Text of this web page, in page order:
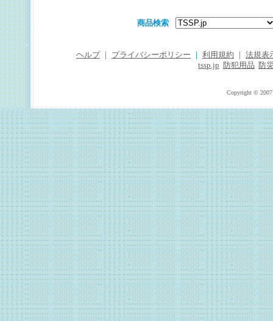
商品検索
ヘルプ プライバシーポリシー 利用規約
法規表
tssp.jp
防犯用品 防
Copyright © 2007